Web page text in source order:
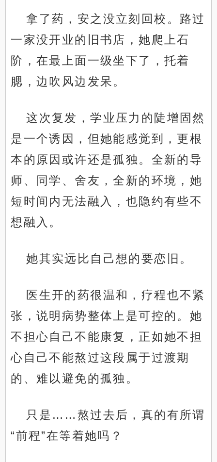
拿了药，安之没立刻回校。路过
一家没开业的旧书店，她爬上石
阶，在最上面一级坐下了，托着
腮，边吹风边发呆。
这次复发，学业压力的陡增固然
是一个诱因，但她能感觉到，更根
本的原因或许还是孤独。全新的导
师、同学、舍友，全新的环境，她
短时间内无法融入，也隐约有些不
想融入。
她其实远比自己想的要恋旧。
医生开的药很温和，疗程也不紧
张，说明病势整体上是可控的。她
不担心自己不能康复，正如她不担
心自己不能熬过这段属于过渡期
的、难以避免的孤独。
只是……熬过去后，真的有所谓
“前程”在等着她吗？